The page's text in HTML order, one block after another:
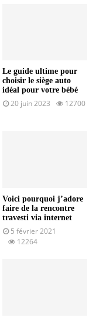
Le guide ultime pour
choisir le siège auto
idéal pour votre bébé
20 juin 2023 12700
Voici pourquoi j’adore
faire de la rencontre
travesti via internet
5 février 2021
12264